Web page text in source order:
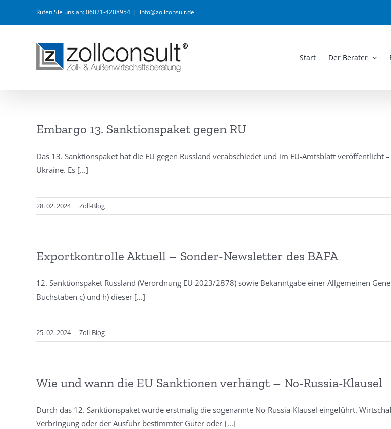
Rufen Sie uns an: 06021-4208954 | info@zollconsult.de
Start Der Berater
Embargo 13. Sanktionspaket gegen RU
Das 13. Sanktionspaket hat die EU gegen Russland verabschiedet und im EU-Amtsblatt
Ukraine. Es [...]
28. 02. 2024 | Zoll-Blog
Exportkontrolle Aktuell – Sonder-Newsletter des BAFA
12. Sanktionspaket Russland (Verordnung EU 2023/2878) sowie Bekanntgabe einer Allgemeinen
Buchstaben c) und h) dieser [...]
25. 02. 2024 | Zoll-Blog
Wie und wann die EU Sanktionen verhängt – No-Russia-Klausel
Durch das 12. Sanktionspaket wurde erstmalig die sogenannte No-Russia-Klausel eingeführt.
Verbringung oder der Ausfuhr bestimmter Güter oder [...]